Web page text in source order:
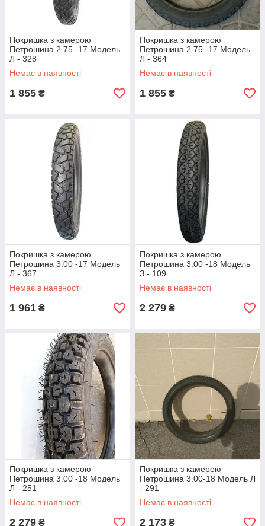
Покришка з камерою
Петрошина 2.75 -17 Модель
Л - 328
Немає в наявності
1 855 ₴
Покришка з камерою
Петрошина 2.75 -17 Модель
Л - 364
Немає в наявності
1 855 ₴
Покришка з камерою
Петрошина 3.00 -17 Модель
Л - 367
Немає в наявності
1 961 ₴
Покришка з камерою
Петрошина 3.00 -18 Модель
З - 109
Немає в наявності
2 279 ₴
Покришка з камерою
Петрошина 3.00 -18 Модель
Л - 251
Немає в наявності
2 279 ₴
Покришка з камерою
Петрошина 3.00-18 Модель Л
- 291
Немає в наявності
2 173 ₴